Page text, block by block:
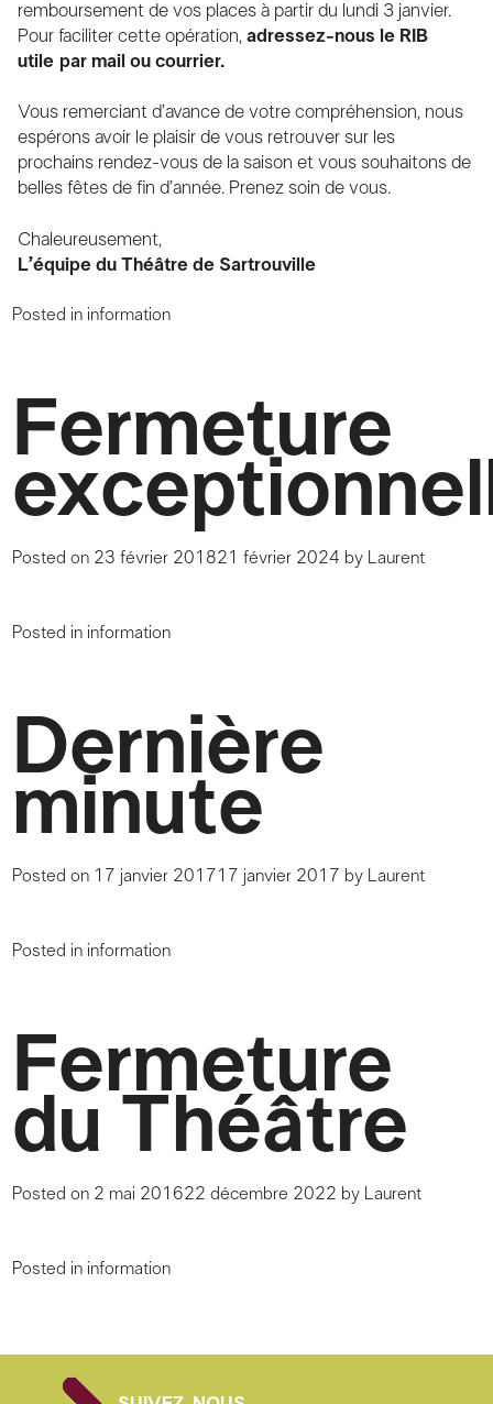
remboursement de vos places à partir du lundi 3 janvier.
Pour faciliter cette opération, adressez-nous le RIB
utile par mail ou courrier.
Vous remerciant d’avance de votre compréhension, nous
espérons avoir le plaisir de vous retrouver sur les
prochains rendez-vous de la saison et vous souhaitons de
belles fêtes de fin d’année. Prenez soin de vous.
Chaleureusement,
L’équipe du Théâtre de Sartrouville
Posted in information
Fermeture
Posted on 23 février 201821 février 2024 by Laurent
Posted in information
Dernière
minute
Posted on 17 janvier 2017 17 janvier 2017 by Laurent
Posted in information
Fermeture
du Théâtre
Posted on 2 mai 201622 décembre 2022 by Laurent
Posted in information